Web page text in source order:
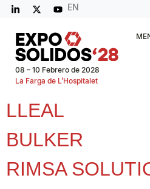
EN
08 – 10 Febrero de 2028
La Farga de L’Hospitalet
LLEAL
BULKER
RIMSA